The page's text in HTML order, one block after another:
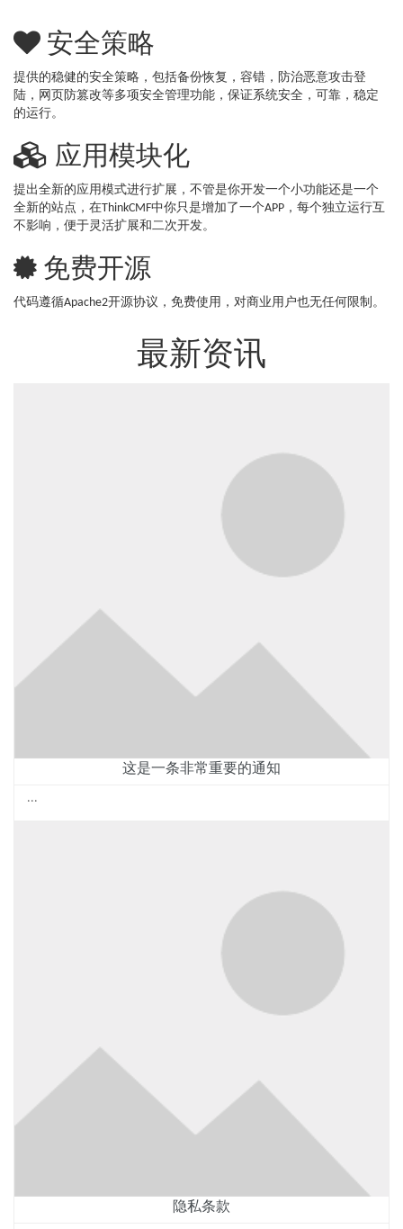
安全策略
提供的稳健的安全策略，包括备份恢复，容错，防治恶意攻击登
陆，网页防篡改等多项安全管理功能，保证系统安全，可靠，稳定
的运行。
应用模块化
提出全新的应用模式进行扩展，不管是你开发一个小功能还是一个
全新的站点，在ThinkCMF中你只是增加了一个APP，每个独立运行互
不影响，便于灵活扩展和二次开发。
免费开源
代码遵循Apache2开源协议，免费使用，对商业用户也无任何限制。
最新资讯
这是一条非常重要的通知
...
隐私条款